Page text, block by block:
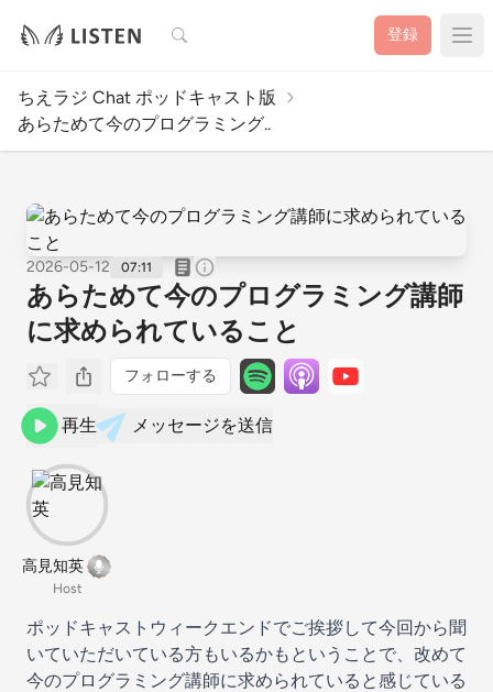
検索 登録
ちえラジ Chat ポッドキャスト版
あらためて今のプログラミング..
2026-05-12 07:11
あらためて今のプログラミング講師
に求められていること
フォローする
再生 メッセージを送信
高見知英
Host
ポッドキャストウィークエンドでご挨拶して今回から聞
いていただいている方もいるかもということで、改めて
今のプログラミング講師に求められていると感じている